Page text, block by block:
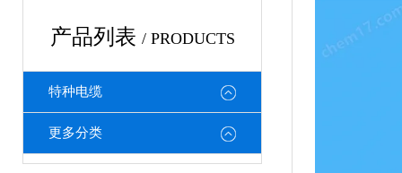
产品列表 / PRODUCTS
特种电缆
更多分类